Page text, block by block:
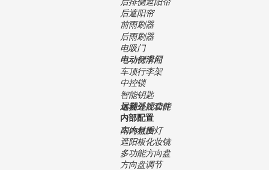
后遮阳帘
前雨刷器
后雨刷器
电吸门
电动侧滑门
电动行李厢
车顶行李架
中控锁
智能钥匙
远程遥控功能
尾翼
运动外观套件
内部配置
内饰材质
车内氛围灯
遮阳板化妆镜
多功能方向盘
方向盘调节